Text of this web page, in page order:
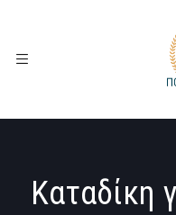
Καταδίκη